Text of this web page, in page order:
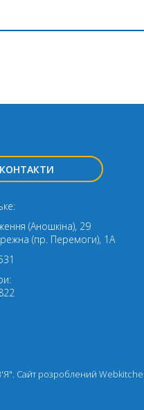
КОНТАКТИ
(Аношкіна), 29
(пр. Перемоги), 1А
Cайт розроблений